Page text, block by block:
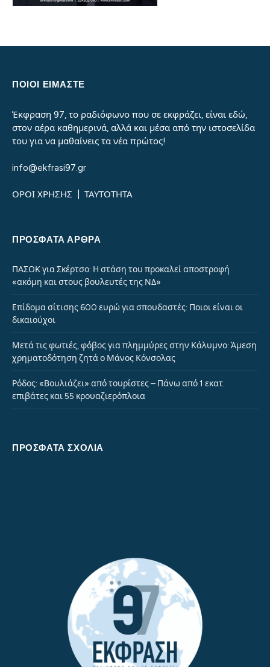
ΠΟΙΟΙ ΕΙΜΑΣΤΕ
Έκφραση 97, το ραδιόφωνο που σε εκφράζει, είναι εδώ,
στον αέρα καθημερινά, αλλά και μέσα από την ιστοσελίδα
του για να μαθαίνεις τα νέα πρώτος!
info@ekfrasi97.gr
ΟΡΟΙ ΧΡΗΣΗΣ ΤΑΥΤΟΤΗΤΑ
ΠΡΌΣΦΑΤΑ ΆΡΘΡΑ
ΠΑΣΟΚ για Σκέρτσο: Η στάση του προκαλεί αποστροφή
«ακόμη και στους βουλευτές της ΝΔ»
Επίδομα σίτισης 600 ευρώ για σπουδαστές: Ποιοι είναι οι
δικαιούχοι
Μετά τις φωτιές, φόβος για πλημμύρες στην Κάλυμνο: Άμεση
χρηματοδότηση ζητά ο Μάνος Κόνσολας
Ρόδος: «Βουλιάζει» από τουρίστες – Πάνω από 1 εκατ.
επιβάτες και 55 κρουαζιερόπλοια
ΠΡΌΣΦΑΤΑ ΣΧΌΛΙΑ